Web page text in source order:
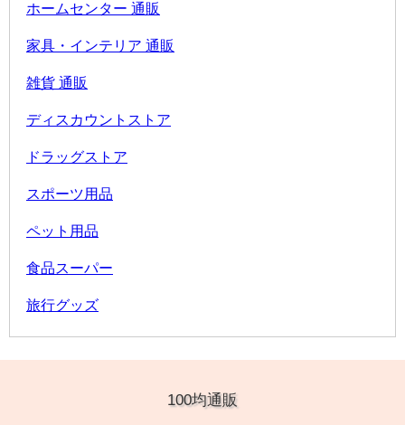
ホームセンター 通販
家具・インテリア 通販
雑貨 通販
ディスカウントストア
ドラッグストア
スポーツ用品
ペット用品
食品スーパー
旅行グッズ
100均通販